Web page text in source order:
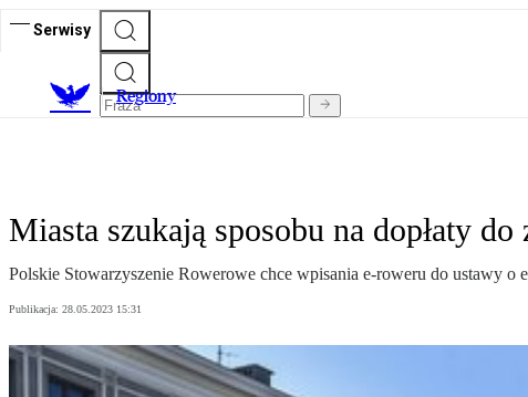
Serwisy
Regiony
Miasta szukają sposobu na dopłaty
Polskie Stowarzyszenie Rowerowe chce wpisania e-roweru do ustawy
Publikacja: 28.05.2023 15:31